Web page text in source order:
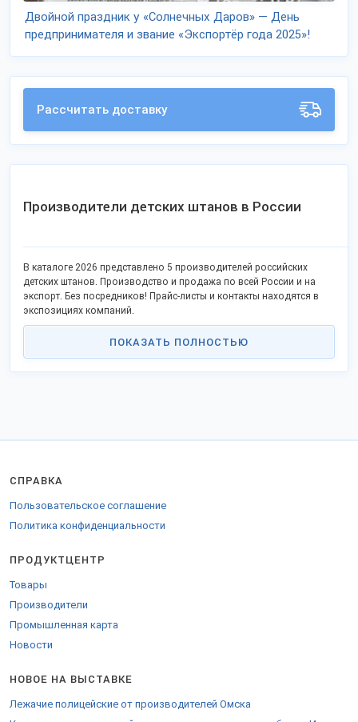
Двойной праздник у «Солнечных Даров» — День
предпринимателя и звание «Экспортёр года 2025»!
Рассчитать доставку
Производители детских штанов в России
В каталоге 2026 представлено 5 производителей российских
детских штанов. Производство и продажа по всей России и на
экспорт. Без посредников! Прайс-листы и контакты находятся в
экспозициях компаний.
ПОКАЗАТЬ ПОЛНОСТЬЮ
СПРАВКА
Пользовательское соглашение
Политика конфиденциальности
ПРОДУКТЦЕНТР
Товары
Производители
Промышленная карта
Новости
НОВОЕ НА ВЫСТАВКЕ
Лежачие полицейские от производителей Омска